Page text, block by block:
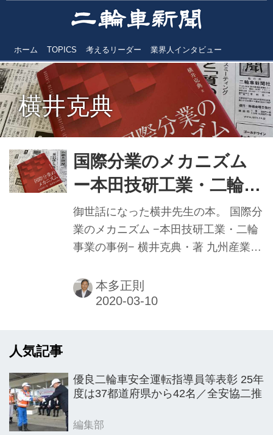
ホーム TOPICS 考えるリーダー 業界人インタビュー
横井克典
国際分業のメカニズム
ー本田技研工業・二輪事
業の事例ー
御世話になった横井先生の本。 国際分
業のメカニズム −本田技研工業・二輪
事業の事例− 横井克典・著 九州産業大
氏が、15年にわたって進めてきた二輪
車産業の研究を、国際生産分業形成の
でも大変御世話になった。 各国の多様
な生産拠点を活用しながら、最適な国
いのだが、この本は、グローバル展開
本多正則
人気記事
優良二輪車安全運転指導員等表彰 25年
度は37都道府県から42名／全安協二推
編集部